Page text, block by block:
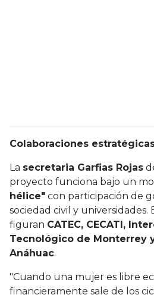
Colaboraciones
La secretaria Garfias Rojas
proyecto funciona bajo un
hélice" con participación de
sociedad civil y universidades.
figuran CATEC, CECATI,
Tecnológico de Monterrey
Anáhuac.
"Cuando una mujer es libre
financieramente sale de los